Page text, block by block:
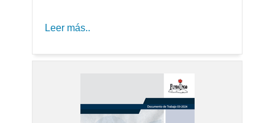
Leer más..